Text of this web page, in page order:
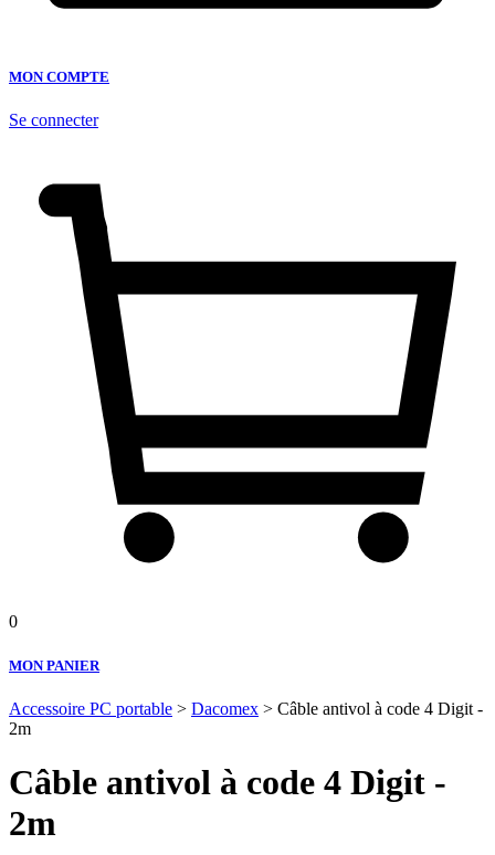
MON COMPTE
Se connecter
0
MON PANIER
Accessoire PC portable > Dacomex > Câble antivol à code 4 Digit -
2m
Câble antivol à code 4 Digit -
2m